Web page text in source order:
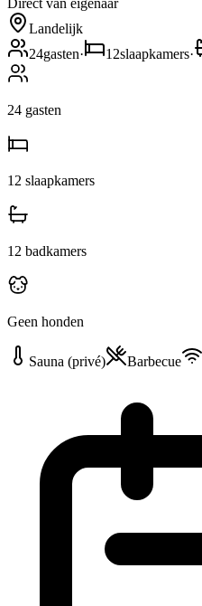
Landelijk
24gasten· 12slaapkamers·
24 gasten
12 slaapkamers
12 badkamers
Geen honden
Sauna (privé) Barbecue